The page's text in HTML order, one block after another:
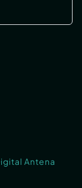
Antena